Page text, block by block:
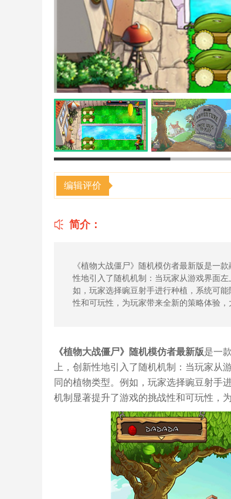
编辑评价
简介：
《植物大战僵尸》随机模仿者最新版是一
性地引入了随机机制：当玩家从游戏界面
如，玩家选择豌豆射手进行种植，系统可
性和可玩性，为玩家带来全新的策略体验，
《植物大战僵尸》随机模仿者最新版是一
上，创新性地引入了随机机制：当玩家
同的植物类型。例如，玩家选择豌豆射手
机制显著提升了游戏的挑战性和可玩性，